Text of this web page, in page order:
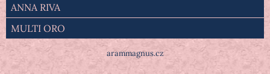
ANNA RIVA
MULTI ORO
arammagnus.cz